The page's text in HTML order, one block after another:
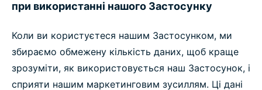
при використанні нашого Застосунку
Коли ви користуєтеся нашим Застосунком, ми
збираємо обмежену кількість даних, щоб краще
зрозуміти, як використовується наш Застосунок, і
сприяти нашим маркетинговим зусиллям. Ці дані